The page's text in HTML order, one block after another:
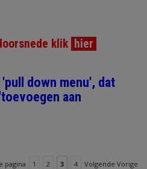
klik hier
down menu', dat
aan
pagina 1 2 3 4 Volgende Vorige